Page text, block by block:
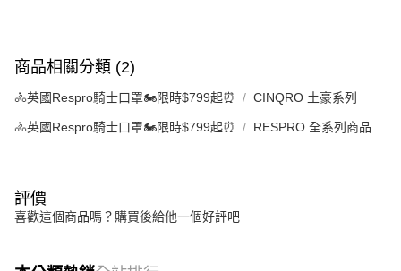
商品相關分類 (2)
🚴英國Respro騎士口罩🏍️限時$799起⏰ CINQRO 土豪系列
🚴英國Respro騎士口罩🏍️限時$799起⏰ RESPRO 全系列商品
評價
喜歡這個商品嗎？購買後給他一個好評吧